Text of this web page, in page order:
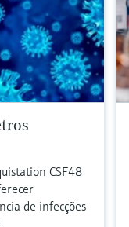
CSF48
de infecções